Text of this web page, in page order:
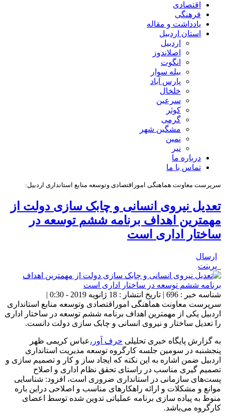
اقتصادی
فرهنگی
یادداشت و مقاله
استان اردبیل
اردبیل
اصلاندوز
انگوت
بیله سوار
پارس آباد
خلخال
سرعین
کوثر
گرمی
مشگین شهر
نمین
نیر
درباره ما
تماس با ما
سرپرست معاونت هماهنگی اموراقتصادی وتوسعه منابع استانداری اردبیل:
تعدیل نیروی انسانی و چابک سازی دولت از
مهمترین اهداف برنامه ششم توسعه در
ساختار اداری است
ارسال
پرینت
شناسه خبر : 696 | تاریخ انتشار : 18 ژانویه 2019 - 0:30 |
سرپرست معاونت هماهنگی اموراقتصادی وتوسعه منابع استانداری
اردبیل یکی از مهمترین اهداف برنامه ششم توسعه در ساختار اداری
را تعدیل ساختار و نیروی انسانی و چابک سازی دولت دانست.
به گزارش پایگاه خبری تحلیلی حرف آور،عباس کریمی ظهر
پنجشنبه در سومین جلسه کارگروه توسعه مدیریت استانداری
اردبیل ضمن اشاره به این نکته که ایجاد ساز و کار و تصمیم سازی و
تصمیم گیری مناسب در راستای تحقق نظام اداری و اصلاح
پست‌های سازمانی در استانداری ضروری است، افزود: شناسایی
موانع و مشکلات و ارائه راهکارهای مناسب و اصلاحی دراین باره
منوط به پیاده سازی برنامه عملیاتی تدوین شده توسط اعضای
کارگروه می‌باشد.